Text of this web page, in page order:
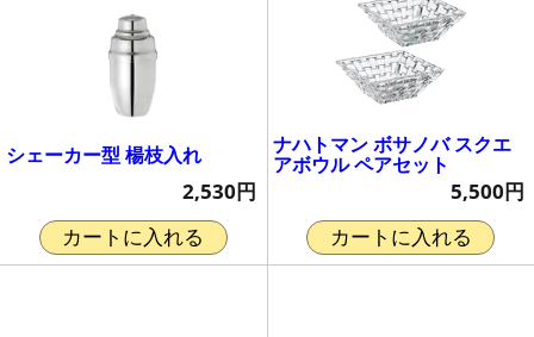
シェーカー型 楊枝入れ
2,530円
カートに入れる
ナハトマン ボサノバ スクエ
アボウル ペアセット
5,500円
カートに入れる